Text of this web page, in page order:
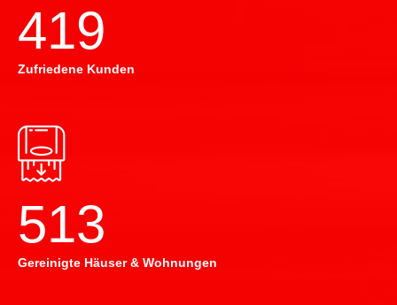
420
Zufriedene Kunden
514
Gereinigte Häuser & Wohnungen